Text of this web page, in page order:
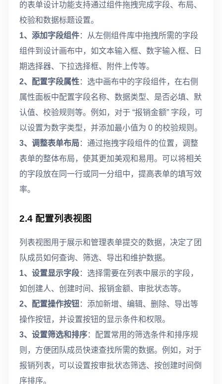
的表单设计功能支持通过组件拖拽完成字段、布局、
校验和数据标题设置。
1、添加字段组件：从左侧组件库中拖拽所需的字段
组件到设计画布中，如文本输入框、数字输入框、日
期选择器、下拉选择框、附件上传等。
2、配置字段属性：选中画布中的字段组件，在右侧
属性面板中配置字段名称、数据类型、是否必填、默
认值、校验规则等。例如，对于 “报销金额” 字段，可
以设置为数字类型，并添加最小值为 0 的校验规则。
3、调整表单布局：通过拖拽字段组件的位置，调整
表单的整体布局，使其更加美观和易用。可以将相关
的字段放在同一行或同一分组中，提高表单的填写效
率。
2.4 配置列表视图
列表视图用于展示和管理表单提交的数据，决定了团
队成员如何查询、筛选、导出和维护数据。
1、设置显示字段：选择需要在列表中展示的字段，
如创建人、创建时间、报销金额、审批状态等。
2、配置操作按钮：添加新增、编辑、删除、导出等
操作按钮，并设置按钮的显示条件和权限。
3、设置筛选和排序：配置常用的筛选条件和排序规
则，方便团队成员快速查找所需的数据。例如，对于
报销列表，可以设置按审批状态筛选、按创建时间倒
序排序。